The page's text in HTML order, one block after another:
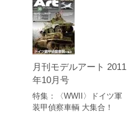
月刊モデルアート 2011
年10月号
特集：〈WWII〉ドイツ軍
装甲偵察車輌 大集合！